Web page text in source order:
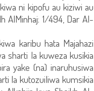
ni kipofu au kiziwi au
AlMinhaj: 1/494, Dar Al-
karibu hata Majahazi
sharti la kuweza kusikia
yake (na) inaruhusiwa
la kutozuiliwa kumsikia